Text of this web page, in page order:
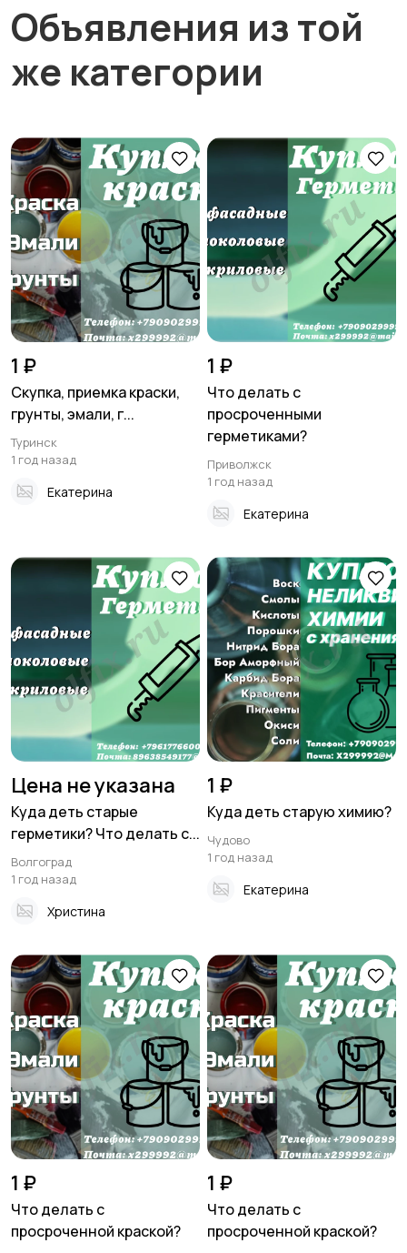
Объявления из той
же категории
1 ₽
Скупка, приемка краски,
грунты, эмали, г...
Туринск
1 год назад
Екатерина
1 ₽
Что делать с
просроченными
герметиками?
Приволжск
1 год назад
Екатерина
Цена не указана
Куда деть старые
герметики? Что делать с...
Волгоград
1 год назад
Христина
1 ₽
Куда деть старую химию?
Чудово
1 год назад
Екатерина
1 ₽
Что делать с
просроченной краской?
1 ₽
Что делать с
просроченной краской?